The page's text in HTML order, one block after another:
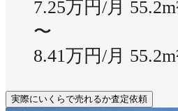
7.25万円/月
〜
8.41万円/月
実際にいくらで売れるか査定依頼